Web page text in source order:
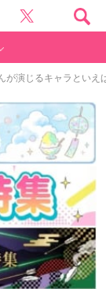
が演じるキャラといえ